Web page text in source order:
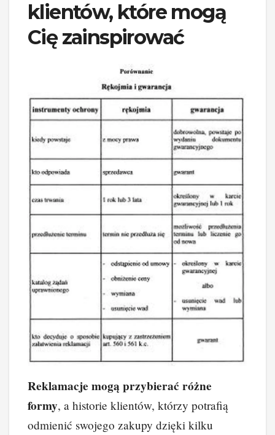
klientów, które mogą
Cię zainspirować
Reklamacje mogą przybierać różne
formy, a historie klientów, którzy potrafią
odmienić swojego zakupy dzięki kilku